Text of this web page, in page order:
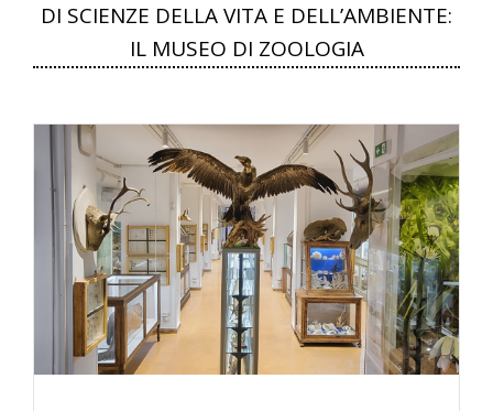
DI SCIENZE DELLA VITA E DELL’AMBIENTE:
IL MUSEO DI ZOOLOGIA